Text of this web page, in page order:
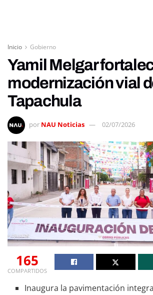
Inicio Gobierno
Yamil Melgar
modernización vial
Tapachula
por NAU Noticias 02/07/2026
165
COMPARTIDOS
Inaugura la pavimentación